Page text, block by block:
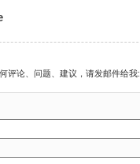
评论、问题、建议，请发邮件给我: